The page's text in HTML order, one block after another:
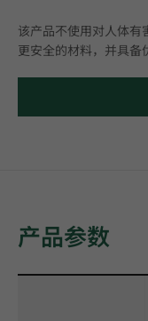
该产品不使用对人体有
更安全的材料，并具备
产品参数